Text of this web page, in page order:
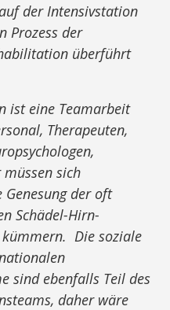
der Intensivstation
Prozess der
überführt
ist eine Teamarbeit
Therapeuten,
sich
der oft
Schädel-Hirn-
Die soziale
sind ebenfalls Teil des
daher wäre